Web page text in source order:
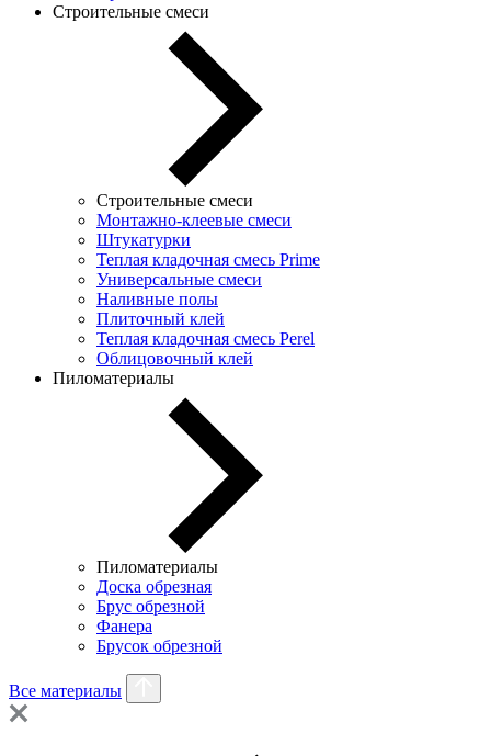
Строительные смеси
Строительные смеси
Монтажно-клеевые смеси
Штукатурки
Теплая кладочная смесь Prime
Универсальные смеси
Наливные полы
Плиточный клей
Теплая кладочная смесь Perel
Облицовочный клей
Пиломатериалы
Пиломатериалы
Доска обрезная
Брус обрезной
Фанера
Брусок обрезной
Все материалы